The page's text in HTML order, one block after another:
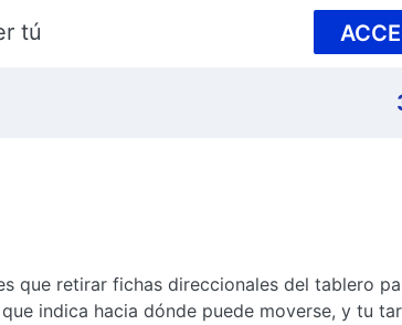
tú
que retirar fichas direccionales del tablero
indica hacia dónde puede moverse, y tu